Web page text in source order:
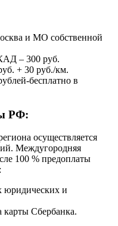
и МО собственной
– 300 руб.
+ 30 руб./км.
бесплатно в
РФ:
осуществляется
Междугородняя
100 % предоплаты
юридических и
карты Сбербанка.